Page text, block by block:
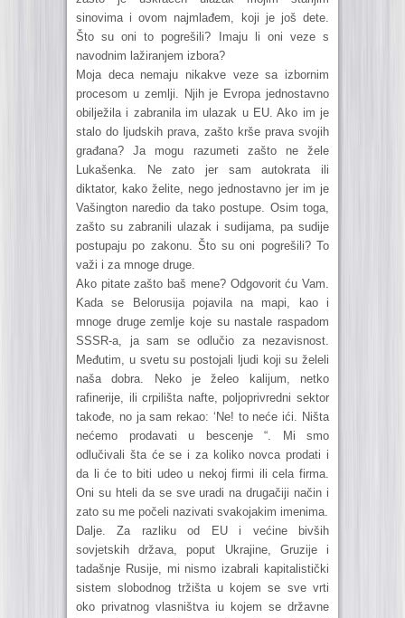
sinovima i ovom najmlađem, koji je još dete.
Što su oni to pogrešili? Imaju li oni veze s
navodnim lažiranjem izbora?
Moja deca nemaju nikakve veze sa izbornim
procesom u zemlji. Njih je Evropa jednostavno
obilježila i zabranila im ulazak u EU. Ako im je
stalo do ljudskih prava, zašto krše prava svojih
građana? Ja mogu razumeti zašto ne žele
Lukašenka. Ne zato jer sam autokrata ili
diktator, kako želite, nego jednostavno jer im je
Vašington naredio da tako postupe. Osim toga,
zašto su zabranili ulazak i sudijama, pa sudije
postupaju po zakonu. Što su oni pogrešili? To
važi i za mnoge druge.
Ako pitate zašto baš mene? Odgovorit ću Vam.
Kada se Belorusija pojavila na mapi, kao i
mnoge druge zemlje koje su nastale raspadom
SSSR-a, ja sam se odlučio za nezavisnost.
Međutim, u svetu su postojali ljudi koji su želeli
naša dobra. Neko je želeo kalijum, netko
rafinerije, ili crpilišta nafte, poljoprivredni sektor
takođe, no ja sam rekao: ‘Ne! to neće ići. Ništa
nećemo prodavati u bescenje “. Mi smo
odlučivali šta će se i za koliko novca prodati i
da li će to biti udeo u nekoj firmi ili cela firma.
Oni su hteli da se sve uradi na drugačiji način i
zato su me počeli nazivati svakojakim imenima.
Dalje. Za razliku od EU i većine bivših
sovjetskih država, poput Ukrajine, Gruzije i
tadašnje Rusije, mi nismo izabrali kapitalistički
sistem slobodnog tržišta u kojem se sve vrti
oko privatnog vlasništva iu kojem se državne